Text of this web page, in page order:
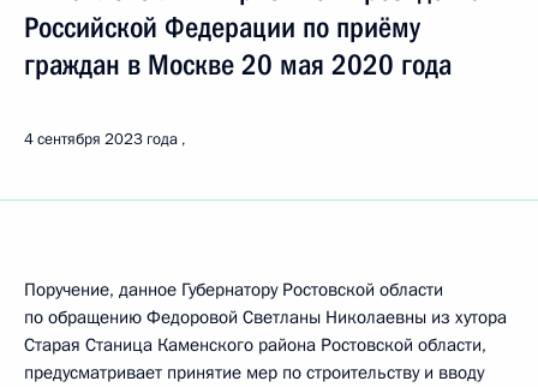
Российской Федерации по приёму
граждан в Москве 20 мая 2020 года
4 сентября 2023 года
Поручение, данное Губернатору Ростовской области
по обращению Федоровой Светланы Николаевны из хутора
Старая Станица Каменского района Ростовской области,
предусматривает принятие мер по строительству и вводу